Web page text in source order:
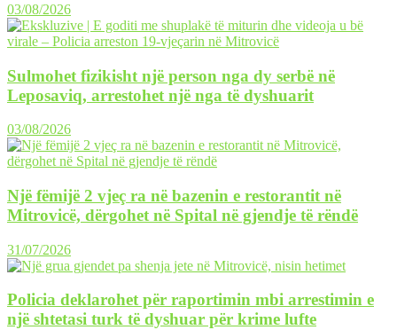
03/08/2026
Sulmohet fizikisht një person nga dy serbë në
Leposaviq, arrestohet një nga të dyshuarit
03/08/2026
Një fëmijë 2 vjeç ra në bazenin e restorantit në
Mitrovicë, dërgohet në Spital në gjendje të rëndë
31/07/2026
Policia deklarohet për raportimin mbi arrestimin e
një shtetasi turk të dyshuar për krime lufte